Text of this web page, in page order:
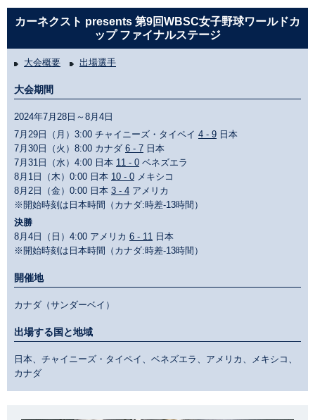
カーネクスト presents 第9回WBSC女子野球ワールドカ
ップ ファイナルステージ
大会概要 出場選手
大会期間
2024年7月28日～8月4日
7月29日（月）3:00 チャイニーズ・タイペイ 4 - 9 日本
7月30日（火）8:00 カナダ 6 - 7 日本
7月31日（水）4:00 日本 11 - 0 ベネズエラ
8月1日（木）0:00 日本 10 - 0 メキシコ
8月2日（金）0:00 日本 3 - 4 アメリカ
※開始時刻は日本時間（カナダ:時差-13時間）
決勝
8月4日（日）4:00 アメリカ 6 - 11 日本
※開始時刻は日本時間（カナダ:時差-13時間）
開催地
カナダ（サンダーベイ）
出場する国と地域
日本、チャイニーズ・タイペイ、ベネズエラ、アメリカ、メキシコ、
カナダ